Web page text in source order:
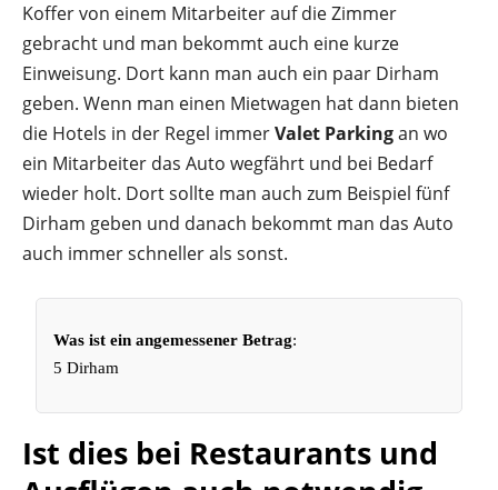
Koffer von einem Mitarbeiter auf die Zimmer
gebracht und man bekommt auch eine kurze
Einweisung. Dort kann man auch ein paar Dirham
geben. Wenn man einen Mietwagen hat dann bieten
die Hotels in der Regel immerValet Parkingan wo
ein Mitarbeiter das Auto wegfährt und bei Bedarf
wieder holt. Dort sollte man auch zum Beispiel fünf
Dirham geben und danach bekommt man das Auto
auch immer schneller als sonst.
Was ist ein angemessener Betrag:
5 Dirham
Ist dies bei Restaurants und